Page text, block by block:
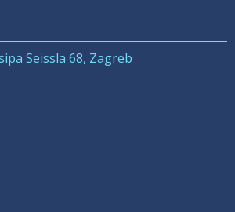
Seissla 68, Zagreb